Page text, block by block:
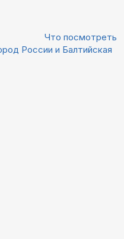
Что посмотреть
России и Балтийская